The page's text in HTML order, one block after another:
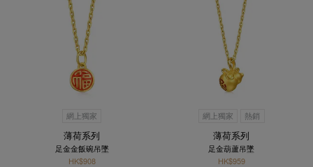
網上獨家
薄荷系列
足金金飯碗吊墜
HK$908
網上獨家 熱銷
薄荷系列
足金葫蘆吊墜
HK$959